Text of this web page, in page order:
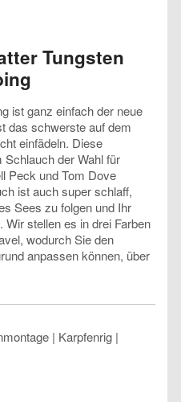
Tungsten
ist ganz einfach der neue
das schwerste auf dem
einfädeln. Diese
Schlauch der Wahl für
Peck und Tom Dove
ist auch super schlaff,
Sees zu folgen und Ihr
stellen es in drei Farben
wodurch Sie den
anpassen können, über
| Karpfenrig |